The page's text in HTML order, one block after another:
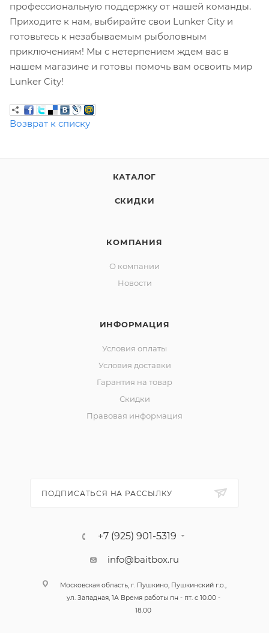
профессиональную поддержку от нашей команды.
Приходите к нам, выбирайте свои Lunker City и
готовьтесь к незабываемым рыболовным
приключениям! Мы с нетерпением ждем вас в
нашем магазине и готовы помочь вам освоить мир
Lunker City!
Возврат к списку
КАТАЛОГ
СКИДКИ
КОМПАНИЯ
О компании
Новости
ИНФОРМАЦИЯ
Условия оплаты
Условия доставки
Гарантия на товар
Скидки
Правовая информация
ПОДПИСАТЬСЯ НА РАССЫЛКУ
+7 (925) 901-5319
info@baitbox.ru
Московская область, г. Пушкино, Пушкинский г.о.,
ул. Западная, 1А Время работы пн - пт. с 10.00 -
18.00